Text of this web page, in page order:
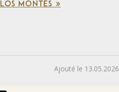
LOS MONTES »
Ajouté le 13.05.2026